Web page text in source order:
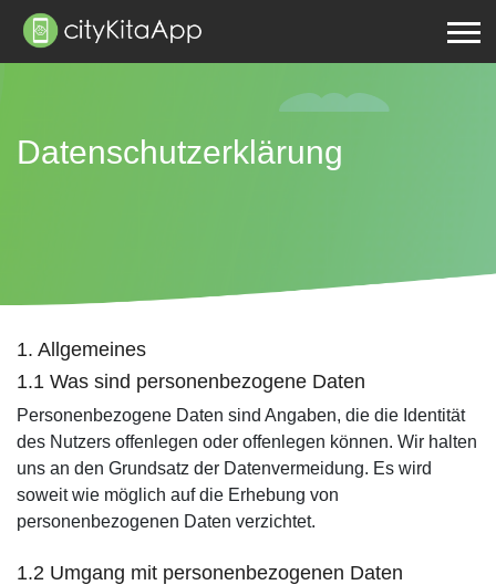
Datenschutzerklärung
1. Allgemeines
1.1 Was sind personenbezogene Daten
Personenbezogene Daten sind Angaben, die die Identität
des Nutzers offenlegen oder offenlegen können. Wir halten
uns an den Grundsatz der Datenvermeidung. Es wird
soweit wie möglich auf die Erhebung von
personenbezogenen Daten verzichtet.
1.2 Umgang mit personenbezogenen Daten